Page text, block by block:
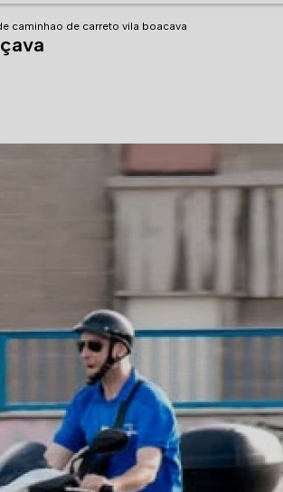
caminhao de carreto vila boacava